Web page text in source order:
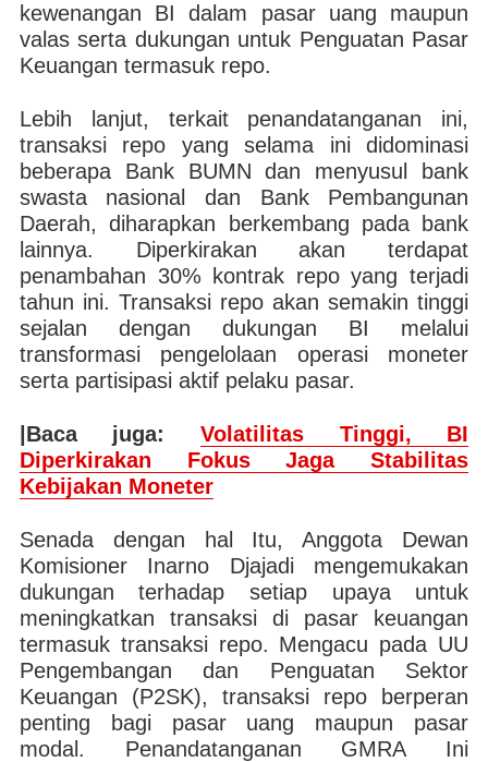
kewenangan BI dalam pasar uang maupun
valas serta dukungan untuk Penguatan Pasar
Keuangan termasuk repo.
Lebih lanjut, terkait penandatanganan ini,
transaksi repo yang selama ini didominasi
beberapa Bank BUMN dan menyusul bank
swasta nasional dan Bank Pembangunan
Daerah, diharapkan berkembang pada bank
lainnya. Diperkirakan akan terdapat
penambahan 30% kontrak repo yang terjadi
tahun ini. Transaksi repo akan semakin tinggi
sejalan dengan dukungan BI melalui
transformasi pengelolaan operasi moneter
serta partisipasi aktif pelaku pasar.
|Baca juga: Volatilitas Tinggi, BI
Diperkirakan Fokus Jaga Stabilitas
Kebijakan Moneter
Senada dengan hal Itu, Anggota Dewan
Komisioner Inarno Djajadi mengemukakan
dukungan terhadap setiap upaya untuk
meningkatkan transaksi di pasar keuangan
termasuk transaksi repo. Mengacu pada UU
Pengembangan dan Penguatan Sektor
Keuangan (P2SK), transaksi repo berperan
penting bagi pasar uang maupun pasar
modal. Penandatanganan GMRA Ini